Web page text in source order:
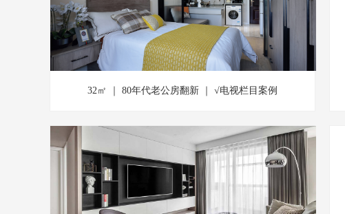
32㎡ ｜ 80年代老公房翻新 ｜ √电视栏目案例